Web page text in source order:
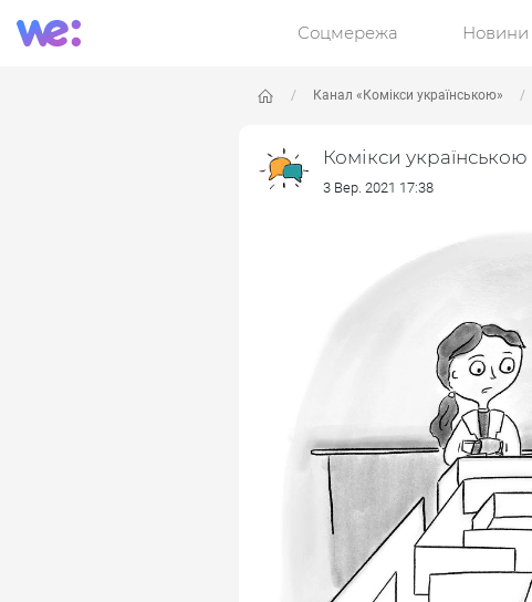
Соцмережа Новини
Канал «Комікси українською»
Комікси українською
3 Вер. 2021 17:38